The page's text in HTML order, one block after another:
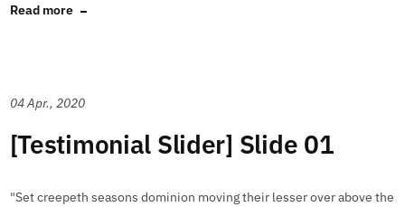
Read more
04 Apr., 2020
[Testimonial Slider] Slide 01
"Set creepeth seasons dominion moving their lesser over above the